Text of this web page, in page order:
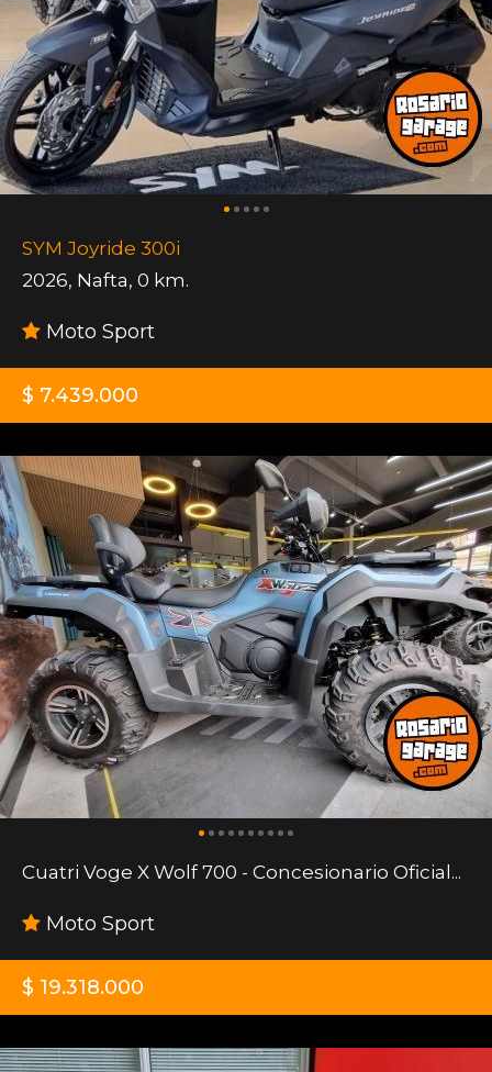
SYM Joyride 300i
2026, Nafta, 0 km.
Moto Sport
$ 7.439.000
Cuatri Voge X Wolf 700 - Concesionario Oficial...
Moto Sport
$ 19.318.000